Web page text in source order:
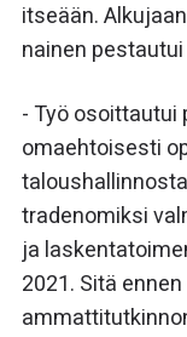
itseään.
nainen
- Työ osoittautui
omaehtoisesti
tradenomiksi
ja
2021. Sitä